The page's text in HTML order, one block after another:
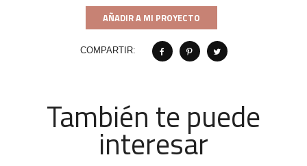
AÑADIR A MI PROYECTO
COMPARTIR:
También te puede
interesar